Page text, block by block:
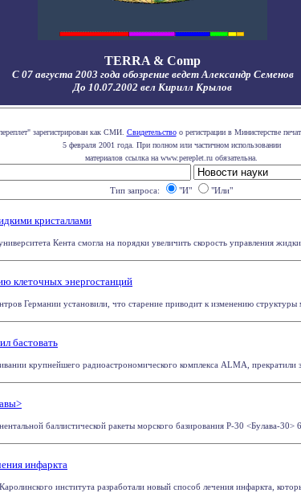
TERRA & Comp
С 07 августа 2003 года обозрение ведет Александр Семенов
До 10.07.2002 вел Кирилл Крылов
зарегистрирован как СМИ. Свидетельствоо регистрации в Министерстве
5 февраля 2001 года. При полном или частичном использовании
материалов ссылка на www.pereplet.ru обязательна.
Тип запроса: "И" "Или"
кристаллами
Кента смогла на порядки увеличить скорость управления
клеточных энергостанций
Германии установили, что старение приводит к изменению
бастовать
крупнейшего радиоастрономического комплекса ALMA, прекратили
баллистической ракеты морского базирования Р-30 <Булава-30>
инфаркта
института разработали новый способ лечения инфаркта,